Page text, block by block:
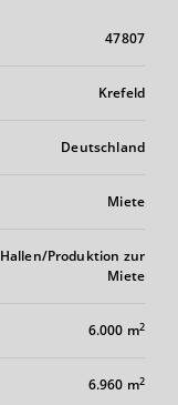
47807
Krefeld
Deutschland
Miete
Hallen/Produktion zur
Miete
6.000 m2
6.960 m2